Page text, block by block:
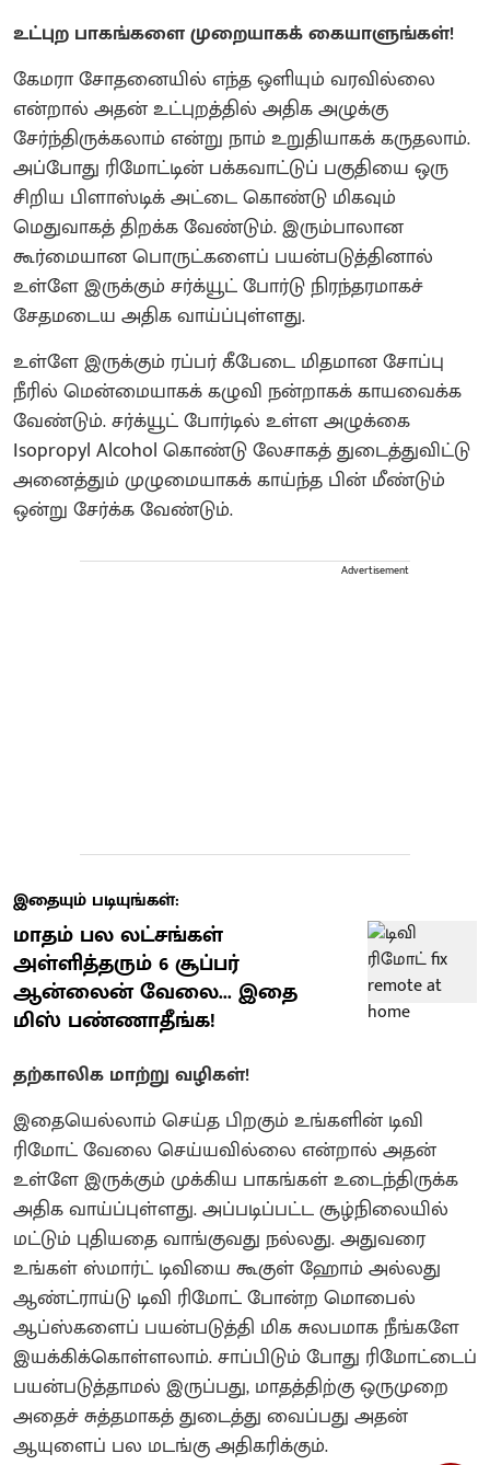
உட்புற பாகங்களை முறையாகக் கையாளுங்கள்!
கேமரா சோதனையில் எந்த ஒளியும் வரவில்லை
என்றால் அதன் உட்புறத்தில் அதிக அழுக்கு
சேர்ந்திருக்கலாம் என்று நாம் உறுதியாகக் கருதலாம்.
அப்போது ரிமோட்டின் பக்கவாட்டுப் பகுதியை ஒரு
சிறிய பிளாஸ்டிக் அட்டை கொண்டு மிகவும்
மெதுவாகத் திறக்க வேண்டும். இரும்பாலான
கூர்மையான பொருட்களைப் பயன்படுத்தினால்
உள்ளே இருக்கும் சர்க்யூட் போர்டு நிரந்தரமாகச்
சேதமடைய அதிக வாய்ப்புள்ளது.
உள்ளே இருக்கும் ரப்பர் கீபேடை மிதமான சோப்பு
நீரில் மென்மையாகக் கழுவி நன்றாகக் காயவைக்க
வேண்டும். சர்க்யூட் போர்டில் உள்ள அழுக்கை
Isopropyl Alcohol கொண்டு லேசாகத் துடைத்துவிட்டு
அனைத்தும் முழுமையாகக் காய்ந்த பின் மீண்டும்
ஒன்று சேர்க்க வேண்டும்.
Advertisement
இதையும் படியுங்கள்:
மாதம் பல லட்சங்கள்
அள்ளித்தரும் 6 சூப்பர்
ஆன்லைன் வேலை... இதை
மிஸ் பண்ணாதீங்க!
தற்காலிக மாற்று வழிகள்!
இதையெல்லாம் செய்த பிறகும் உங்களின் டிவி
ரிமோட் வேலை செய்யவில்லை என்றால் அதன்
உள்ளே இருக்கும் முக்கிய பாகங்கள் உடைந்திருக்க
அதிக வாய்ப்புள்ளது. அப்படிப்பட்ட சூழ்நிலையில்
மட்டும் புதியதை வாங்குவது நல்லது. அதுவரை
உங்கள் ஸ்மார்ட் டிவியை கூகுள் ஹோம் அல்லது
ஆண்ட்ராய்டு டிவி ரிமோட் போன்ற மொபைல்
ஆப்ஸ்களைப் பயன்படுத்தி மிக சுலபமாக நீங்களே
இயக்கிக்கொள்ளலாம். சாப்பிடும் போது ரிமோட்டைப்
பயன்படுத்தாமல் இருப்பது, மாதத்திற்கு ஒருமுறை
அதைச் சுத்தமாகத் துடைத்து வைப்பது அதன்
ஆயுளைப் பல மடங்கு அதிகரிக்கும்.